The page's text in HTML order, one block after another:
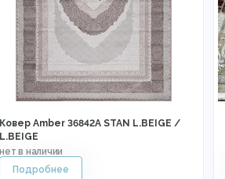
Ковер Amber 36842A STAN L.BEIGE /
L.BEIGE